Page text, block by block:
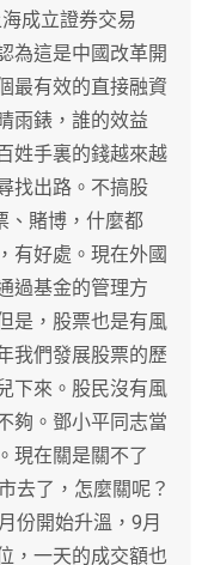
成立證券交易
為這是中國改革開
最有效的直接融資
雨錶，誰的效益
姓手裏的錢越來越
找出路。不搞股
、賭博，什麼都
有好處。現在外國
過基金的管理方
是，股票也是有風
我們發展股票的歷
下來。股民沒有風
夠。鄧小平同志當
現在關是關不了
去了，怎麼關呢？
份開始升溫，9月
，一天的成交額也